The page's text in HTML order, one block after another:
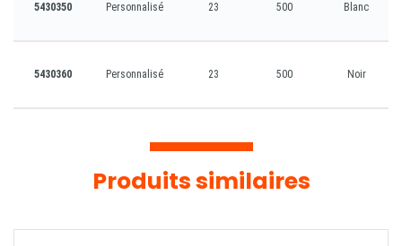
5430350 Personnalisé 23 500 Blanc
5430360 Personnalisé 23 500 Noir
Produits similaires